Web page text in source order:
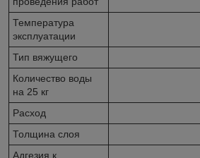
Температура
эксплуатации
Тип вяжущего
Количество воды
на 25 кг
Расход
Толщина слоя
Адгезия к